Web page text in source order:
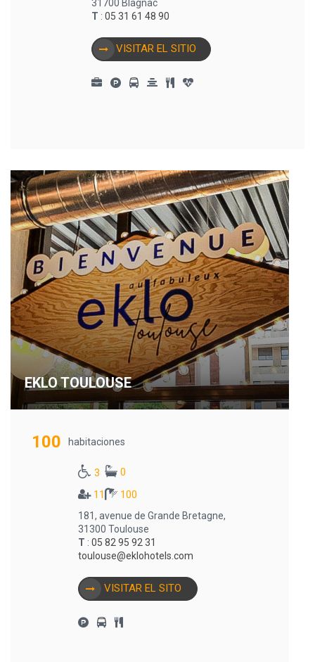
31700 Blagnac
T : 05 31 61 48 90
VISITAR EL SITIO
EKLO TOULOUSE
100 habitaciones
3
0
11
100
181, avenue de Grande Bretagne,
31300 Toulouse
T : 05 82 95 92 31
toulouse@eklohotels.com
VISITAR EL SITO